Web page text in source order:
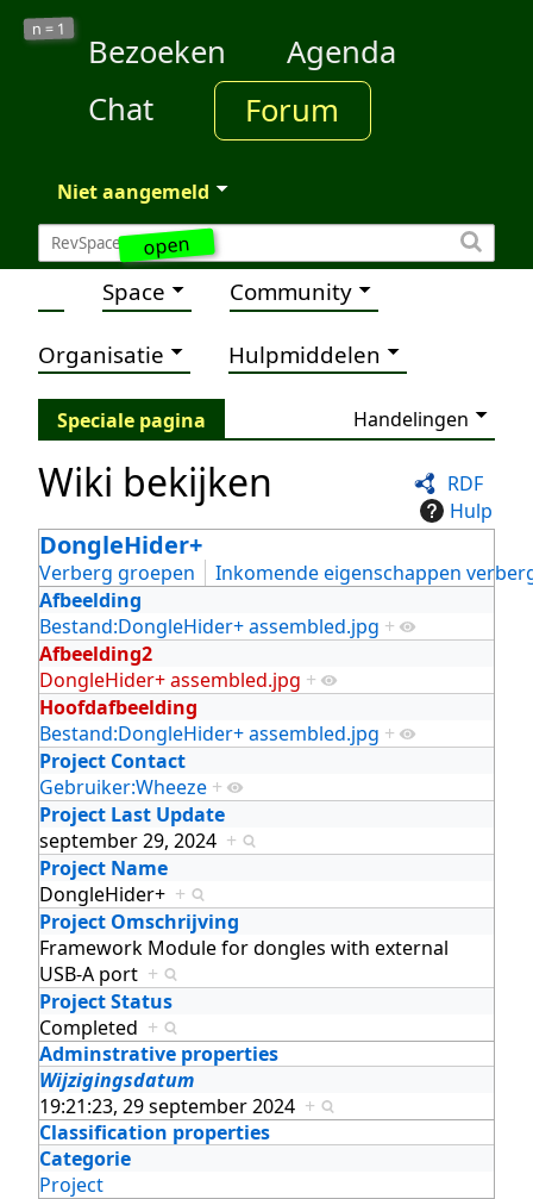
open
n = 1
Bezoeken
Agenda
Chat
Forum
Niet aangemeld
Space Community
Organisatie Hulpmiddelen
Speciale pagina Handelingen
RDF
Hulp
Wiki bekijken
DongleHider+
Verberg groepen
Inkomende eigenschappen
Afbeelding
Bestand:DongleHider+ assembled.jpg +
Afbeelding2
DongleHider+ assembled.jpg +
Hoofdafbeelding
Bestand:DongleHider+ assembled.jpg +
Project Contact
Gebruiker:Wheeze +
Project Last Update
september 29, 2024 +
Project Name
DongleHider+ +
Project Omschrijving
Framework Module for dongles with external
USB-A port +
Project Status
Completed +
Adminstrative properties
Wijzigingsdatum
19:21:23, 29 september 2024 +
Classification properties
Categorie
Project